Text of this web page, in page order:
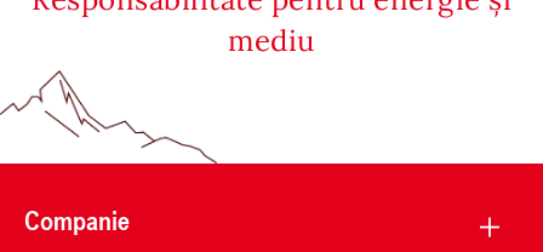
mediu
Companie